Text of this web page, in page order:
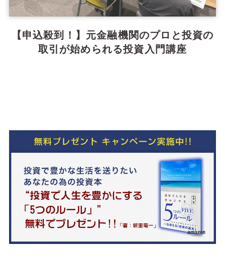
【申込殺到！】元金融機関のプロと投資の
取引が始められる投資入門講座